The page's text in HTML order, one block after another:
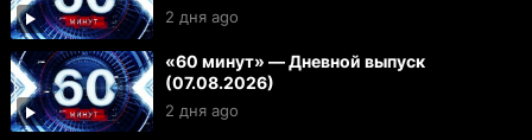
2 дня ago
«60 минут» — Дневной выпуск
(07.08.2026)
2 дня ago